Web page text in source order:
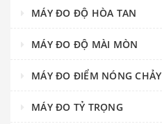
MÁY ĐO ĐỘ HÒA TAN
MÁY ĐO ĐỘ MÀI MÒN
MÁY ĐO ĐIỂM NÓNG CHẢY
MÁY ĐO TỶ TRỌNG